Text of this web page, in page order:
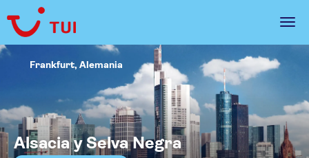
Alsacia y Selva Negra
Frankfurt, Alemania